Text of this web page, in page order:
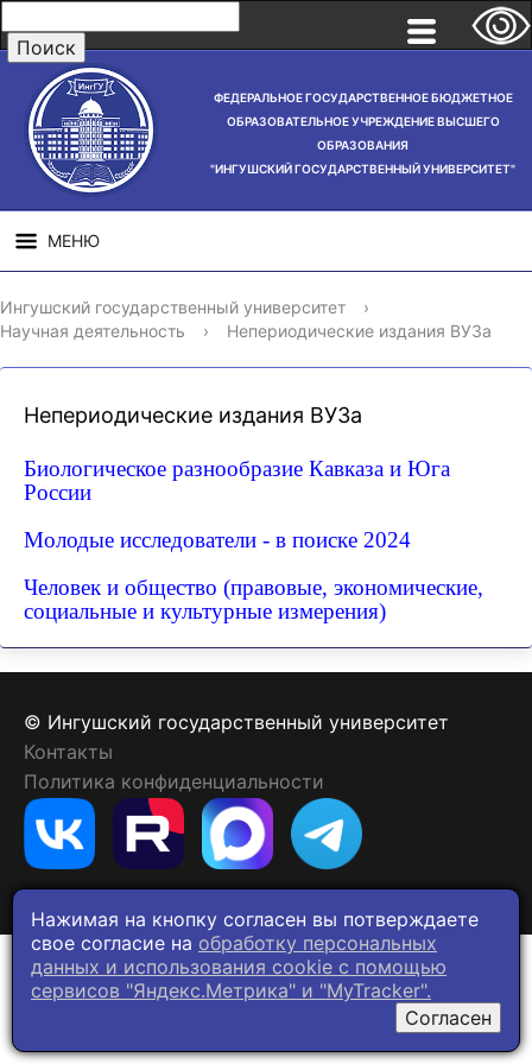
ФЕДЕРАЛЬНОЕ ГОСУДАРСТВЕННОЕ БЮДЖЕТНОЕ
ОБРАЗОВАТЕЛЬНОЕ УЧРЕЖДЕНИЕ ВЫСШЕГО
ОБРАЗОВАНИЯ
"ИНГУШСКИЙ ГОСУДАРСТВЕННЫЙ УНИВЕРСИТЕТ"
МЕНЮ
СВЕДЕНИЯ ОБ
ОБРАЗОВАТЕЛЬНОЙ
НАУЧНАЯ
ДЕЯТЕЛЬНОСТЬ
Ингушский государственный университет
›
Научная деятельность
› Непериодические издания ВУЗа
Непериодические издания ВУЗа
Биологическое разнообразие Кавказа и Юга
России
Молодые исследователи - в поиске 2024
Человек и общество (правовые, экономические,
социальные и культурные измерения)
© Ингушский государственный университет
Контакты
Политика конфиденциальности
Нажимая на кнопку согласен вы потверждаете
свое согласие на обработку персональных
данных и использования cookie c помощью
сервисов "Яндекс.Метрика" и "MyTracker".
Согласен